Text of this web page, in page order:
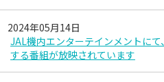
2024年05月14日
JAL機内エンターテインメントに
する番組が放映されています